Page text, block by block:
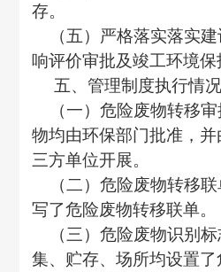
存。
（五）严格落实落实
响评价审批及竣工环境保
五、管理制度执行情况
（一）危险废物转移
物均由环保部门批准，
三方单位开展。
（二）危险废物转移
写了危险废物转移联单。
（三）危险废物识别
集、贮存、场所均设置